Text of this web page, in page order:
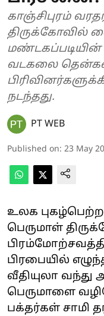
காஞ்சிபுரம்
திருக்கோவில்
மண்டகப்படியின்
வடகலை
நடந்தது.
PT WEB
Published on: 23 May
உலக புகழ்பெற்ற
பெருமாள்
பிரபையில்
வீதியுலா வந்து
பெருமாளை
பக்தர்கள் சாமி